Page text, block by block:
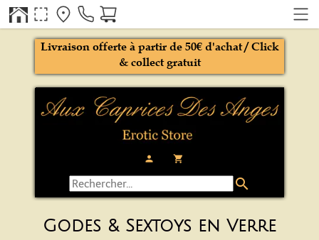
person local_grocery_store
Livraison offerte à partir de 50€ d'achat / Click
& collect gratuit
search
Godes & Sextoys en Verre